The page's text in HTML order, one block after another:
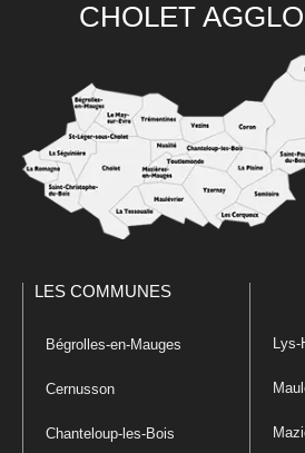
CHOLET
LES COMMUNES
Bégrolles-en-Mauges
Cernusson
Chanteloup-les-Bois